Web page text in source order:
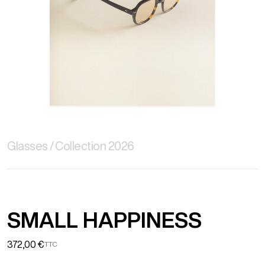
Glasses Collection 2026
SMALL HAPPINESS
372,00 €TTC